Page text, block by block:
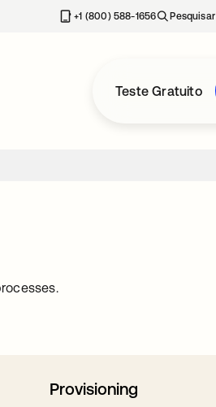
+1 (800) 588-1656 Pesquisar
Teste Gratuito
Provisioning